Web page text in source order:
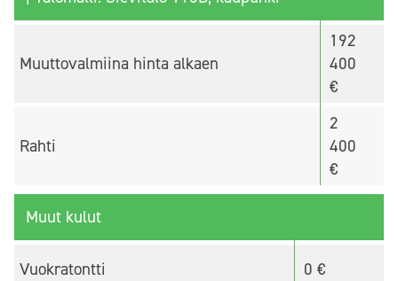
Muuttovalmiina hinta alkaen
192
400
€
Rahti
2
400
€
Muut kulut
Vuokratontti 0 €